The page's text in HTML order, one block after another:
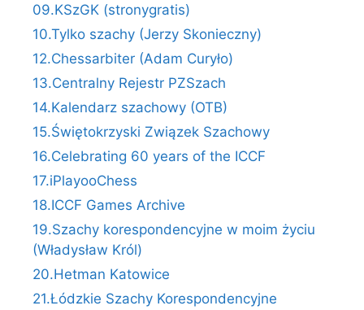
09.KSzGK (stronygratis)
10.Tylko szachy (Jerzy Skonieczny)
12.Chessarbiter (Adam Curyło)
13.Centralny Rejestr PZSzach
14.Kalendarz szachowy (OTB)
15.Świętokrzyski Związek Szachowy
16.Celebrating 60 years of the ICCF
17.iPlayooChess
18.ICCF Games Archive
19.Szachy korespondencyjne w moim życiu
(Władysław Król)
20.Hetman Katowice
21.Łódzkie Szachy Korespondencyjne